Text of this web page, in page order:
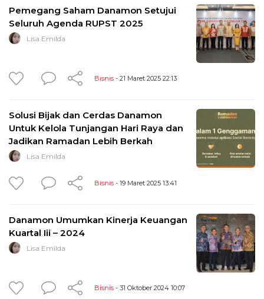
Pemegang Saham Danamon Setujui
Seluruh Agenda RUPST 2025
Lisa Emilda
Bisnis - 21 Maret 2025 22:13
Solusi Bijak dan Cerdas Danamon
Untuk Kelola Tunjangan Hari Raya dan
Jadikan Ramadan Lebih Berkah
Lisa Emilda
Bisnis - 19 Maret 2025 13:41
Danamon Umumkan Kinerja Keuangan
Kuartal Iii – 2024
Lisa Emilda
Bisnis - 31 Oktober 2024 10:07